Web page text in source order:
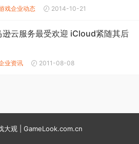
戏企业动态 2014-10-21
亚马逊云服务最受欢迎 iCloud紧随其后
业资讯 2011-08-08
大观 | GameLook.com.cn